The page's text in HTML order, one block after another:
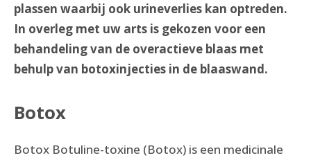
plassen waarbij ook urineverlies kan optreden.
In overleg met uw arts is gekozen voor een
behandeling van de overactieve blaas met
behulp van botoxinjecties in de blaaswand.
Botox
Botox Botuline-toxine (Botox) is een medicinale